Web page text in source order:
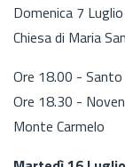
Domenica 7
Chiesa di Maria
Ore 18.00 -
Ore 18.30 -
Monte Carmelo